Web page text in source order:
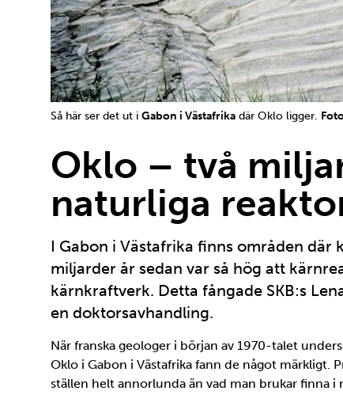
Så här ser det ut i Gabon i Västafrika där Oklo ligger.
Oklo – två
naturliga
I Gabon i Västafrika finns områden
miljarder år sedan var så hög att
kärnkraftverk. Detta fångade SKB:s
en doktorsavhandling.
När franska geologer i början av 1970-talet
Oklo i Gabon i Västafrika fann de något märkligt.
ställen helt annorlunda än vad man brukar finna i